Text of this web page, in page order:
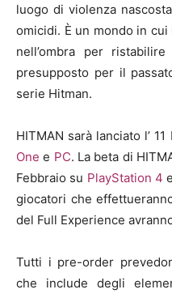
luogo di violenza
omicidi. È un mondo in
nell’ombra per
presupposto per il
serie Hitman.
HITMAN sarà lanciato l’
One e PC. La beta di
Febbraio su PlayStation 4
giocatori che
del Full Experience
Tutti i pre-order
che include degli